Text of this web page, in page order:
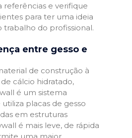
referências e verifique
para ter uma ideia
trabalho do profissional.
entre gesso e
de construção à
cálcio hidratado,
é um sistema
placas de gesso
em estruturas
é mais leve, de rápida